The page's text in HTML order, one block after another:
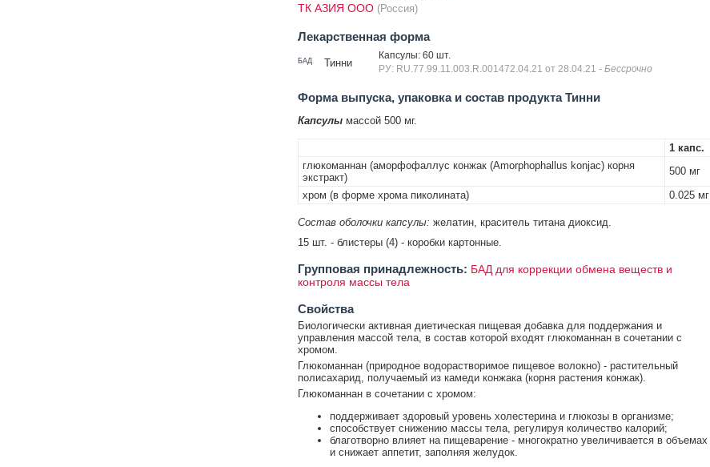
ТК АЗИЯ ООО (Россия)
Лекарственная форма
БАД Тинни
Капсулы: 60 шт.
РУ: RU.77.99.11.003.R.001472.04.21 от 28.04.21 - Бессрочно
Форма выпуска, упаковка и состав продукта Тинни
Капсулымассой 500 мг.
1 капс.
глюкоманнан (аморфофаллус конжак (Amorphophallus konjac) корня
экстракт)
500 мг
хром (в форме хрома пиколината)
0.025 мг
Состав оболочки капсулы: желатин, краситель титана диоксид.
15 шт. - блистеры (4) - коробки картонные.
Групповая принадлежность: БАД для коррекции обмена веществ и
контроля массы тела
Свойства
Биологически активная диетическая пищевая добавка для поддержания и
управления массой тела, в состав которой входят глюкоманнан в сочетании с
хромом.
Глюкоманнан (природное водорастворимое пищевое волокно) - растительный
полисахарид, получаемый из камеди конжака (корня растения конжак).
Глюкоманнан в сочетании с хромом:
поддерживает здоровый уровень холестерина и глюкозы в организме;
способствует снижению массы тела, регулируя количество калорий;
благотворно влияет на пищеварение - многократно увеличивается в объемах
и снижает аппетит, заполняя желудок.